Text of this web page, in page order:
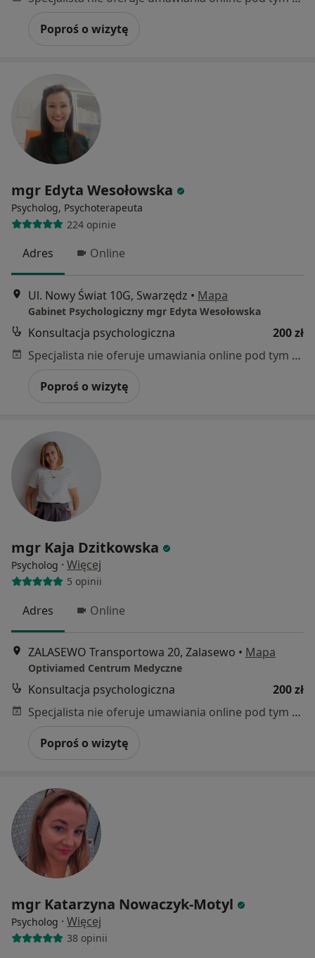
Poproś o wizytę
mgr Edyta Wesołowska
Psycholog, Psychoterapeuta
224 opinie
Adres Online
Ul. Nowy Świat 10G, Swarzędz • Mapa
Gabinet Psychologiczny mgr Edyta Wesołowska
Konsultacja psychologiczna
200 zł
Specjalista nie oferuje umawiania online pod tym adresem.
Poproś o wizytę
mgr Kaja Dzitkowska
Psycholog · Więcej
5 opinii
Adres Online
ZALASEWO Transportowa 20, Zalasewo • Mapa
Optiviamed Centrum Medyczne
Konsultacja psychologiczna
200 zł
Specjalista nie oferuje umawiania online pod tym adresem.
Poproś o wizytę
mgr Katarzyna Nowaczyk-Motyl
Psycholog · Więcej
38 opinii